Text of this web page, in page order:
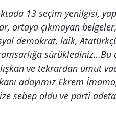
13 seçim yenilgisi,
ortaya çıkmayan belgeler,
demokrat, laik,
sürüklediniz…Bu
ve tekrardan umut
adayımız Ekrem
sebep oldu ve parti